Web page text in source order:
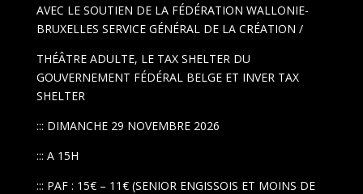
AVEC LE SOUTIEN DE LA FÉDÉRATION WALLONIE-
BRUXELLES SERVICE GÉNÉRAL DE LA CRÉATION /
THÉÂTRE ADULTE, LE TAX SHELTER DU
GOUVERNEMENT FÉDÉRAL BELGE ET INVER TAX
SHELTER
::: DIMANCHE 29 NOVEMBRE 2026
::: A 15H
::: PAF : 15€ – 11€ (SENIOR ENGISSOIS ET MOINS DE